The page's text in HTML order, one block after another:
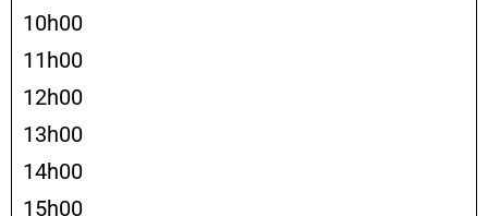
10h00
11h00
12h00
13h00
14h00
15h00